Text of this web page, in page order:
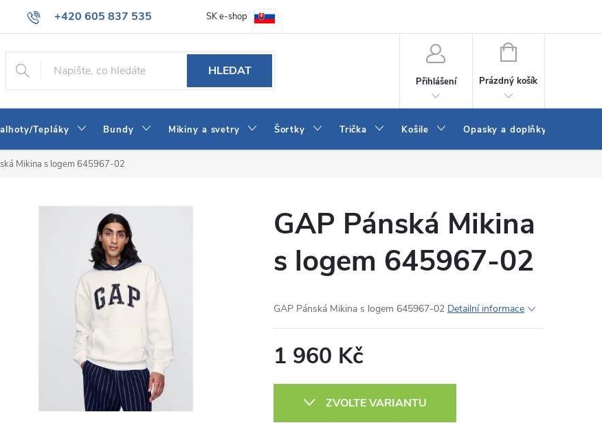
+420 605 837 535
info@jeans-shop.cz
Obchodní podmínky Naše prodejna Blog Kontakt
SK e-shop
HLEDAT
Přihlášení
NÁKUPNÍ
Prázdný košík
Tepláky Bundy Mikiny a svetry Šortky Trička Košile Opasky a doplňky
Mikina s logem 645967-02
GAP Pánská Mikina
s logem 645967-02
GAP Pánská Mikina s logem 645967-02 Detailní informace
1 960 Kč
ZVOLTE VARIANTU